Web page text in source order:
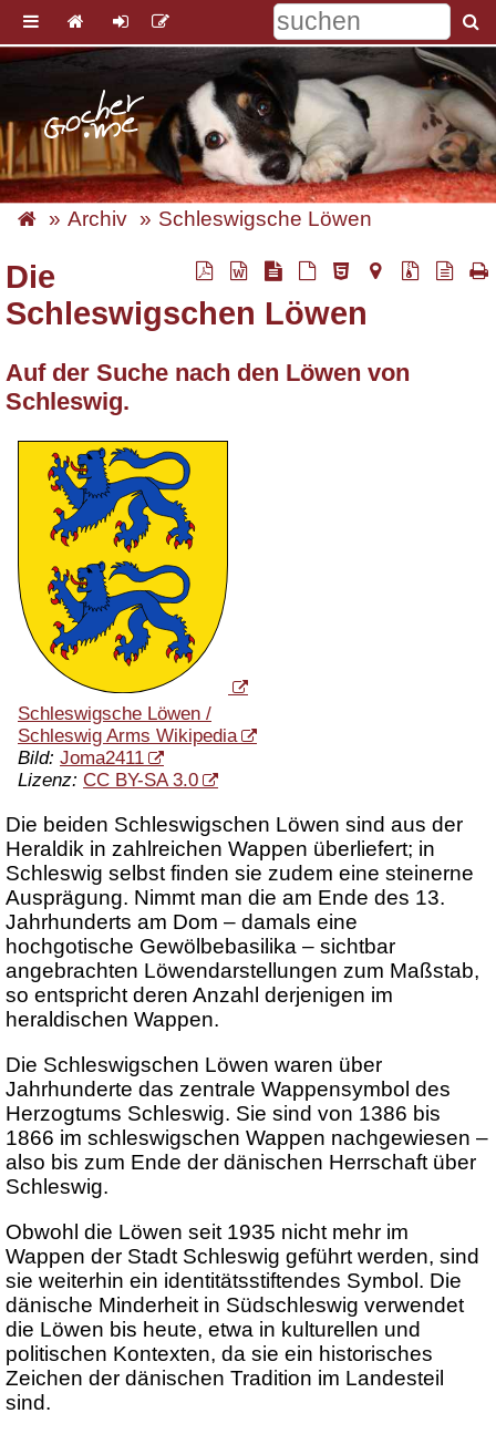
Archiv Schleswigsche Löwen
Die
Schleswigschen Löwen
Auf der Suche nach den Löwen von
Schleswig.
Schleswigsche Löwen /
Schleswig Arms Wikipedia
Bild: Joma2411
Lizenz: CC BY-SA 3.0
Die beiden Schleswigschen Löwen sind aus der
Heraldik in zahlreichen Wappen überliefert; in
Schleswig selbst finden sie zudem eine steinerne
Ausprägung. Nimmt man die am Ende des 13.
Jahrhunderts am Dom – damals eine
hochgotische Gewölbebasilika – sichtbar
angebrachten Löwendarstellungen zum Maßstab,
so entspricht deren Anzahl derjenigen im
heraldischen Wappen.
Die Schleswigschen Löwen waren über
Jahrhunderte das zentrale Wappensymbol des
Herzogtums Schleswig. Sie sind von 1386 bis
1866 im schleswigschen Wappen nachgewiesen –
also bis zum Ende der dänischen Herrschaft über
Schleswig.
Obwohl die Löwen seit 1935 nicht mehr im
Wappen der Stadt Schleswig geführt werden, sind
sie weiterhin ein identitätsstiftendes Symbol. Die
dänische Minderheit in Südschleswig verwendet
die Löwen bis heute, etwa in kulturellen und
politischen Kontexten, da sie ein historisches
Zeichen der dänischen Tradition im Landesteil
sind.